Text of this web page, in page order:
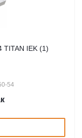
TITAN IEK (1)
54